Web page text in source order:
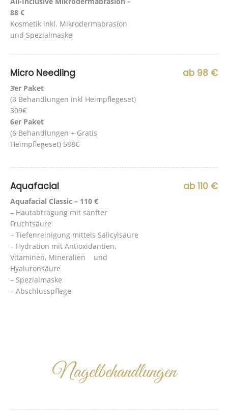
88 €
Kosmetik inkl. Mikrodermabrasion
und Spezialmaske
Micro Needling
3er Paket
(3 Behandlungen inkl Heimpflegeset)
309€
6er Paket
(6 Behandlungen + Gratis
Heimpflegeset) 588€
ab 98 €
Aquafacial
Aquafacial Classic – 110 €
– Hautabtragung mit sanfter
Fruchtsäure
– Tiefenreinigung mittels Salicylsäure
– Hydration mit Antioxidantien,
Vitaminen, Mineralien und
Hyaluronsäure
– Spezialmaske
– Abschlusspflege
ab 110 €
Nagelbehandlungen